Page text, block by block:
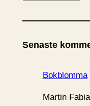
k
v
Senaste
Bokblomma
Martin